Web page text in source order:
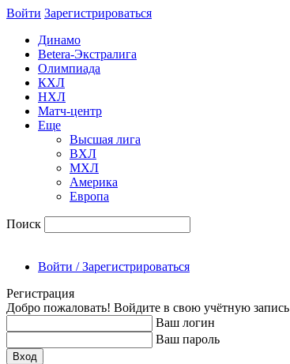
Войти Зарегиcтрироваться
Динамо
Betera-Экстралига
Олимпиада
КХЛ
НХЛ
Матч-центр
Еще
Высшая лига
ВХЛ
МХЛ
Америка
Европа
Поиск
Войти / Зарегистрироваться
Регистрация
Добро пожаловать! Войдите в свою учётную запись
Ваш логин
Ваш пароль